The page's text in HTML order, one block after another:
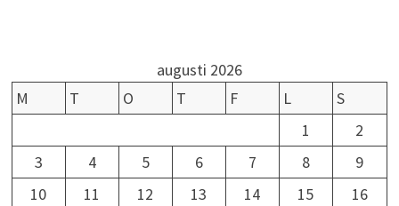
augusti 2026
M
T O T F L
S
1
2
3
4 5 6 7 8
9
10
11 12 13 14 15
16